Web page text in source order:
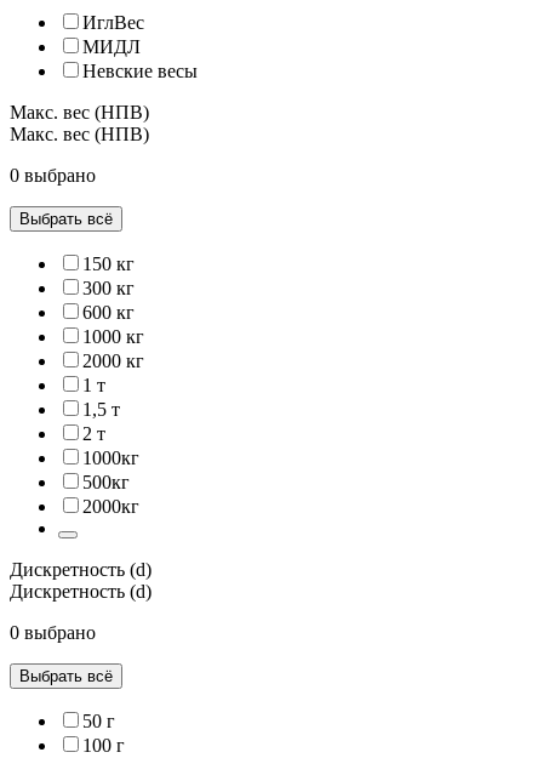
ИглВес
МИДЛ
Невские весы
Макс. вес (НПВ)
Макс. вес (НПВ)
0 выбрано
Выбрать всё
150 кг
300 кг
600 кг
1000 кг
2000 кг
1 т
1,5 т
2 т
1000кг
500кг
2000кг
Дискретность (d)
Дискретность (d)
0 выбрано
Выбрать всё
50 г
100 г